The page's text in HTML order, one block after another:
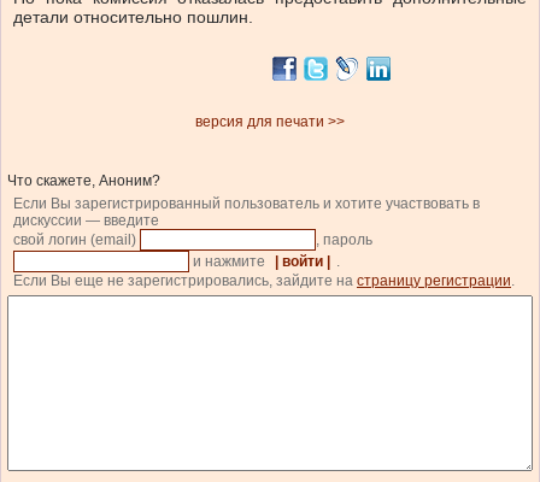
детали относительно пошлин.
версия для печати >>
Что скажете, Аноним?
Если Вы зарегистрированный пользователь и хотите участвовать в
дискуссии — введите
свой логин (email)
, пароль
и нажмите
| войти |
.
Если Вы еще не зарегистрировались, зайдите на страницу регистрации.